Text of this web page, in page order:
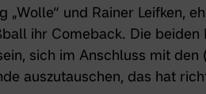
„Wolle“ und Rainer Leifken,
ihr Comeback. Die
sich im Anschluss mit
auszutauschen, das hat